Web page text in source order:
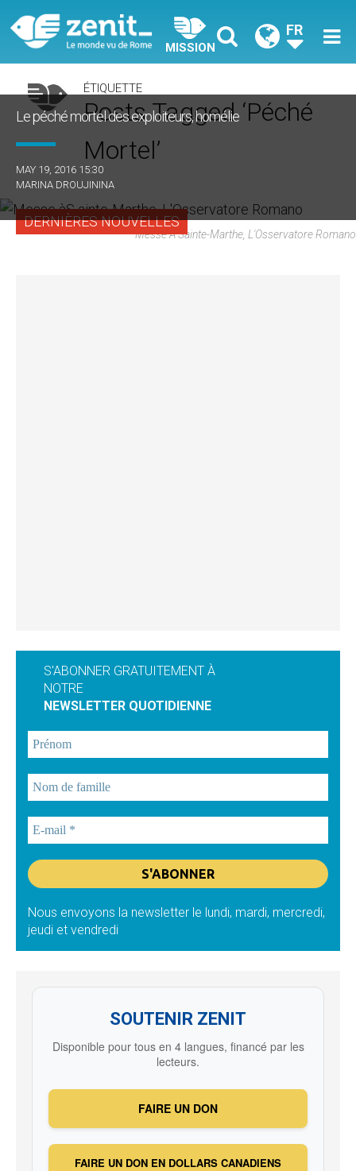
MISSION
FR
ÉTIQUETTE
Posts Tagged ‘péché
Mortel’
DERNIÈRES NOUVELLES
Le péché mortel des exploiteurs, homélie
MAY 19, 2016 15:30
MARINA DROUJININA
Messe À Sainte-Marthe, L'Osservatore Romano
S'ABONNER GRATUITEMENT À
NOTRE
NEWSLETTER QUOTIDIENNE
Nous envoyons la newsletter le lundi, mardi, mercredi,
jeudi et vendredi
SOUTENIR ZENIT
Disponible pour tous en 4 langues, financé par les
lecteurs.
FAIRE UN DON
FAIRE UN DON EN DOLLARS CANADIENS